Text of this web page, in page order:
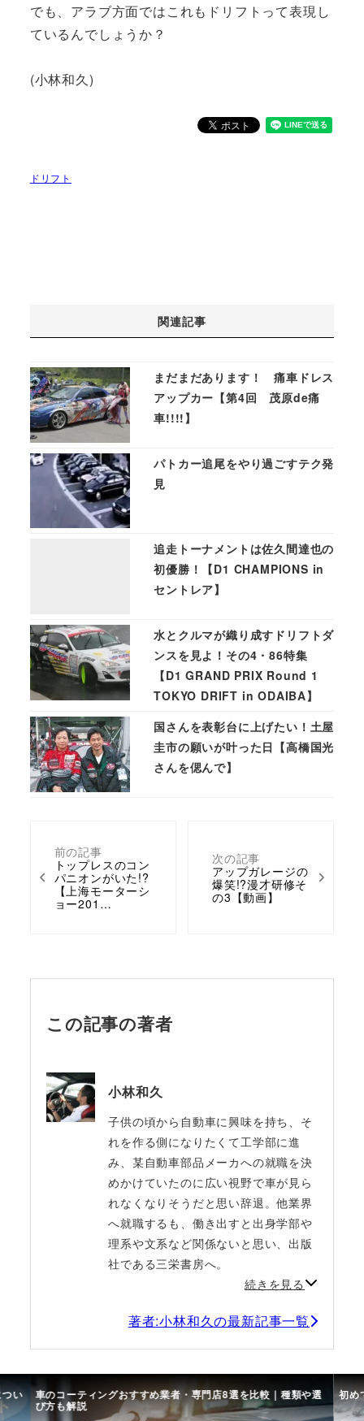
でも、アラブ方面ではこれもドリフトって表現し
ているんでしょうか？
(小林和久)
ドリフト
前の記事
トップレスのコン
パニオンがいた!?
【上海モーターシ
ョー201…
次の記事
アップガレージの
爆笑!?漫才研修そ
の3【動画】
関連記事
まだまだあります！ 痛車ドレス
アップカー【第4回 茂原de痛
車!!!!】
パトカー追尾をやり過ごすテク発
見
追走トーナメントは佐久間達也の
初優勝！【D1 CHAMPIONS in
セントレア】
水とクルマが織り成すドリフトダ
ンスを見よ！その4・86特集
【D1 GRAND PRIX Round 1
TOKYO DRIFT in ODAIBA】
国さんを表彰台に上げたい！土屋
圭市の願いが叶った日【高橋国光
さんを偲んで】
この記事の著者
小林和久
子供の頃から自動車に興味を持ち、そ
れを作る側になりたくて工学部に進
み、某自動車部品メーカへの就職を決
めかけていたのに広い視野で車が見ら
れなくなりそうだと思い辞退。他業界
へ就職するも、働き出すと出身学部や
理系や文系など関係ないと思い、出版
社である三栄書房へ。
続きを見る
著者:小林和久の最新記事一覧
い 車のコーティングおすすめ業者・専門店8選を比較｜種類や選
び方も解説
初め